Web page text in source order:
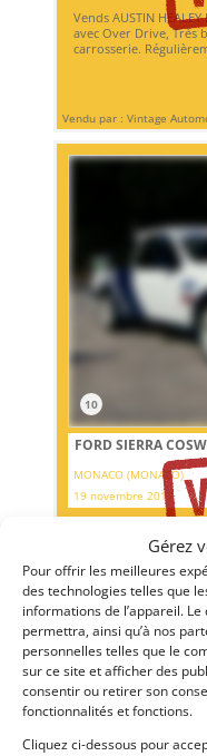
Gérez
Pour offrir les meilleures
des technologies telles que
informations de l’appareil.
permettra, ainsi qu’à nos
personnelles telles que le
sur ce site et afficher des
consentir ou retirer son
fonctionnalités et fonctions.
Cliquez ci-dessous pour
Vends AUSTIN
avec Over Drive, Très
carrosserie.
Vendu par : Vintage
10
FORD SIERRA
MONACO (MONACO)
19 novembre 2017
Ford
40 350 Km au
Vendu par : DPM Motors